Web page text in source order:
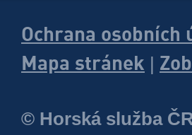
Ochrana osobních
Mapa stránek
© Horská služba